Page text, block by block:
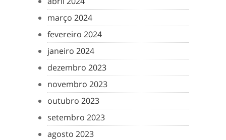
março 2024
fevereiro 2024
janeiro 2024
dezembro 2023
novembro 2023
outubro 2023
setembro 2023
agosto 2023